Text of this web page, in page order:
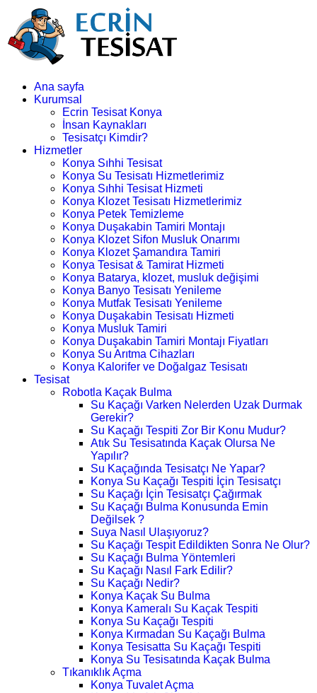
Ana sayfa
Kurumsal
Ecrin Tesisat Konya
İnsan Kaynakları
Tesisatçı Kimdir?
Hizmetler
Konya Sıhhi Tesisat
Konya Su Tesisatı Hizmetlerimiz
Konya Sıhhi Tesisat Hizmeti
Konya Klozet Tesisatı Hizmetlerimiz
Konya Petek Temizleme
Konya Duşakabin Tamiri Montajı
Konya Klozet Sifon Musluk Onarımı
Konya Klozet Şamandıra Tamiri
Konya Tesisat & Tamirat Hizmeti
Konya Batarya, klozet, musluk değişimi
Konya Banyo Tesisatı Yenileme
Konya Mutfak Tesisatı Yenileme
Konya Duşakabin Tesisatı Hizmeti
Konya Musluk Tamiri
Konya Duşakabin Tamiri Montajı Fiyatları
Konya Su Arıtma Cihazları
Konya Kalorifer ve Doğalgaz Tesisatı
Tesisat
Robotla Kaçak Bulma
Su Kaçağı Varken Nelerden Uzak Durmak
Gerekir?
Su Kaçağı Tespiti Zor Bir Konu Mudur?
Atık Su Tesisatında Kaçak Olursa Ne
Yapılır?
Su Kaçağında Tesisatçı Ne Yapar?
Konya Su Kaçağı Tespiti İçin Tesisatçı
Su Kaçağı İçin Tesisatçı Çağırmak
Su Kaçağı Bulma Konusunda Emin
Değilsek ?
Suya Nasıl Ulaşıyoruz?
Su Kaçağı Tespit Edildikten Sonra Ne Olur?
Su Kaçağı Bulma Yöntemleri
Su Kaçağı Nasıl Fark Edilir?
Su Kaçağı Nedir?
Konya Kaçak Su Bulma
Konya Kameralı Su Kaçak Tespiti
Konya Su Kaçağı Tespiti
Konya Kırmadan Su Kaçağı Bulma
Konya Tesisatta Su Kaçağı Tespiti
Konya Su Tesisatında Kaçak Bulma
Tıkanıklık Açma
Konya Tuvalet Açma